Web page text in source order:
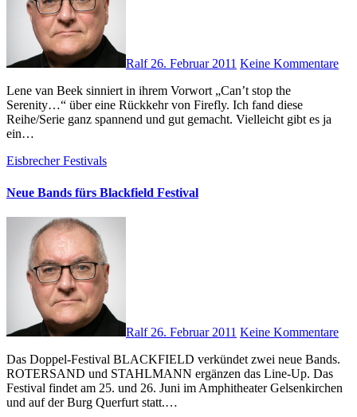
Ralf26. Februar 2011 Keine Kommentare
Lene van Beek sinniert in ihrem Vorwort „Can’t stop the
Serenity…“ über eine Rückkehr von Firefly. Ich fand diese
Reihe/Serie ganz spannend und gut gemacht. Vielleicht gibt es ja
ein…
EisbrecherFestivals
Neue Bands fürs Blackfield Festival
Ralf 26. Februar 2011 Keine Kommentare
Das Doppel-Festival BLACKFIELD verkündet zwei neue Bands.
ROTERSAND und STAHLMANN ergänzen das Line-Up. Das
Festival findet am 25. und 26. Juni im Amphitheater Gelsenkirchen
und auf der Burg Querfurt statt.…